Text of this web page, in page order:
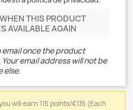
THIS PRODUCT
AVAILABLE AGAIN
email once the product
email address will not be
else.
will earn 115 points/€1.15 (Each